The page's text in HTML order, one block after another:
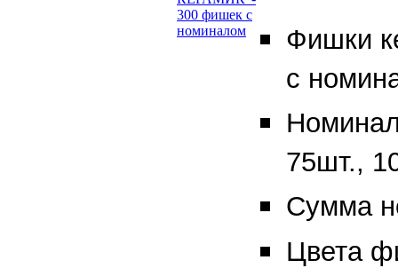
Фишки
с
75шт.,
Сумма
Цвета